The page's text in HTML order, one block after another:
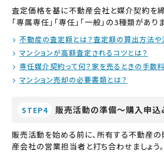
査定価格を基に不動産会社と媒介契約を
「専属専任」「専任」「一般」の3種類がありま
不動産の査定額とは？査定額の算出方法や
マンションが高額査定されるコツとは？
専任媒介契約って何？家を売るときの手数
マンション売却の必要書類とは？
STEP4 販売活動の準備～購入申込
販売活動を始める前に、所有する不動産
産会社の営業担当者と打ち合わせましょう。